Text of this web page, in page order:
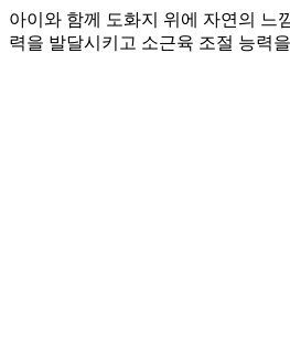
아이와 함께 도화지 위에 자연의 느
력을 발달시키고 소근육 조절 능력